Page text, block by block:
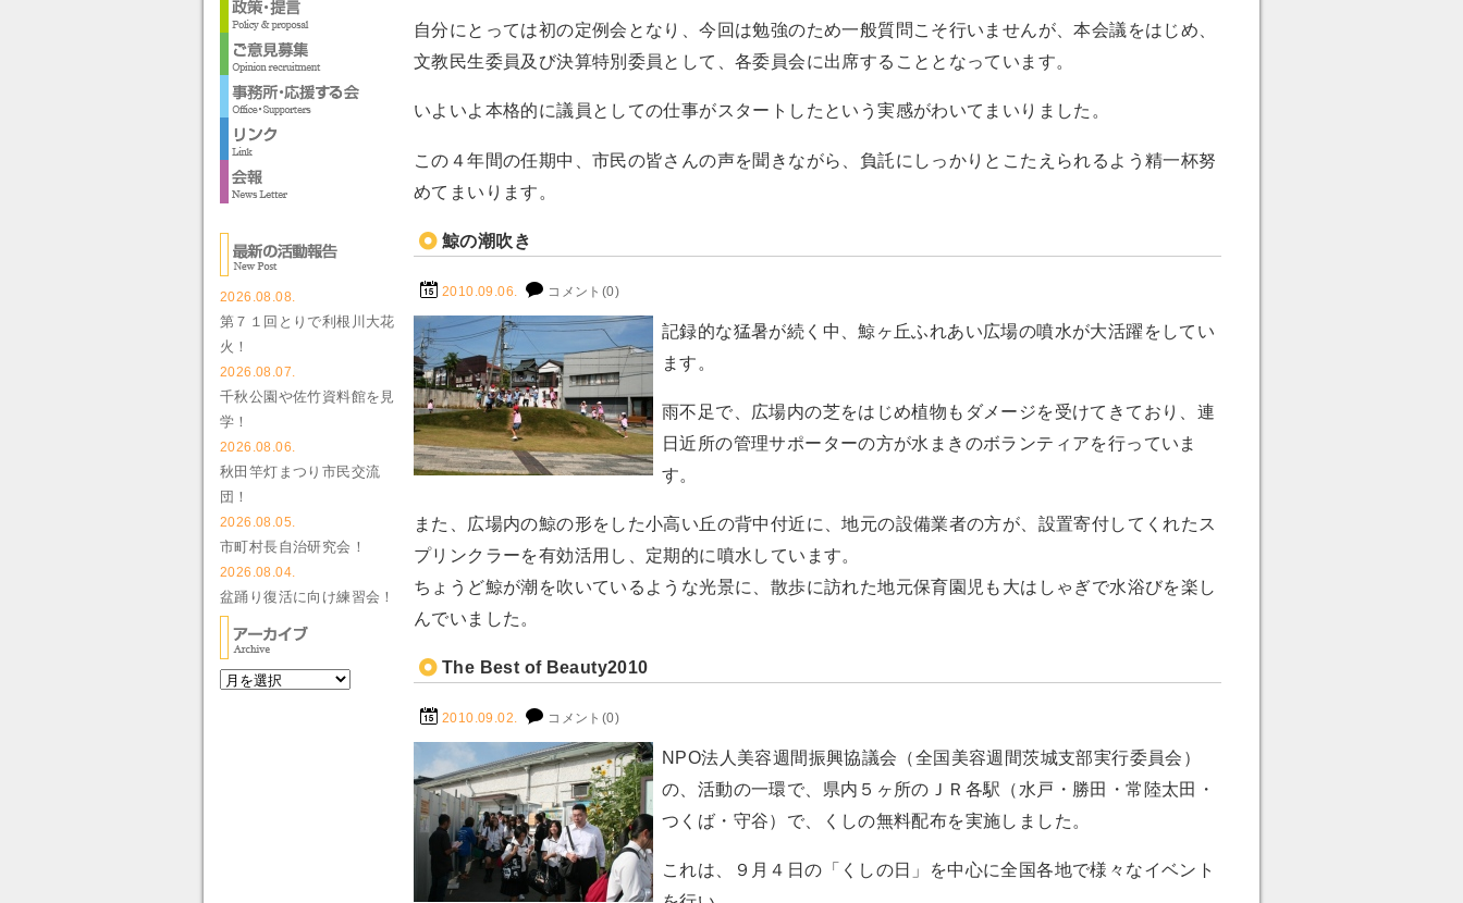
自分にとっては初の定例会となり、今回は勉強のため一般質問こそ行いませんが、本会議をはじめ、
文教民生委員及び決算特別委員として、各委員会に出席することとなっています。
いよいよ本格的に議員としての仕事がスタートしたという実感がわいてまいりました。
この４年間の任期中、市民の皆さんの声を聞きながら、負託にしっかりとこたえられるよう精一杯努
めてまいります。
鯨の潮吹き
2010.09.06. コメント(0)
記録的な猛暑が続く中、鯨ヶ丘ふれあい広場の噴水が大活躍をしてい
ます。
雨不足で、広場内の芝をはじめ植物もダメージを受けてきており、連
日近所の管理サポーターの方が水まきのボランティアを行っていま
す。
また、広場内の鯨の形をした小高い丘の背中付近に、地元の設備業者の方が、設置寄付してくれたス
プリンクラーを有効活用し、定期的に噴水しています。
ちょうど鯨が潮を吹いているような光景に、散歩に訪れた地元保育園児も大はしゃぎで水浴びを楽し
んでいました。
The Best of Beauty2010
2010.09.02. コメント(0)
NPO法人美容週間振興協議会（全国美容週間茨城支部実行委員会）
の、活動の一環で、県内５ヶ所のＪＲ各駅（水戸・勝田・常陸太田・
つくば・守谷）で、くしの無料配布を実施しました。
これは、９月４日の「くしの日」を中心に全国各地で様々なイベント
2026.08.08.
第７１回とりで利根川大花
火！
2026.08.07.
千秋公園や佐竹資料館を見
学！
2026.08.06.
秋田竿灯まつり市民交流
団！
2026.08.05.
市町村長自治研究会！
2026.08.04.
盆踊り復活に向け練習会！